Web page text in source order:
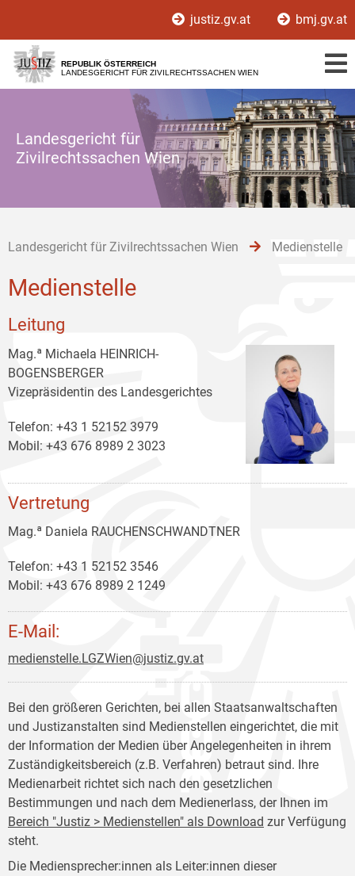
[1]
[2]
[3]
justiz.gv.at bmj.gv.at
REPUBLIK ÖSTERREICH
LANDESGERICHT FÜR ZIVILRECHTSSACHEN WIEN
Landesgericht für
Zivilrechtssachen Wien
Landesgericht für Zivilrechtssachen Wien Medienstelle
Medienstelle
Leitung
Mag.ª Michaela HEINRICH-
BOGENSBERGER
Vizepräsidentin des Landesgerichtes
Telefon: +43 1 52152 3979
Mobil: +43 676 8989 2 3023
Vertretung
Mag.ª Daniela RAUCHENSCHWANDTNER
Telefon: +43 1 52152 3546
Mobil: +43 676 8989 2 1249
E-Mail:
medienstelle.LGZWien@justiz.gv.at
Bei den größeren Gerichten, bei allen Staatsanwaltschaften
und Justizanstalten sind Medienstellen eingerichtet, die mit
der Information der Medien über Angelegenheiten in ihrem
Zuständigkeitsbereich (z.B. Verfahren) betraut sind. Ihre
Medienarbeit richtet sich nach den gesetzlichen
Bestimmungen und nach dem Medienerlass, der Ihnen im
Bereich "Justiz > Medienstellen" als Download zur Verfügung
steht.
Die Mediensprecher:innen als Leiter:innen dieser